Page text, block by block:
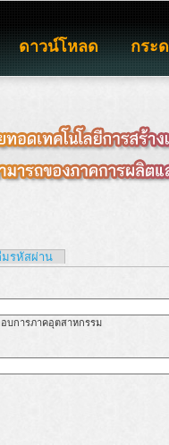
ดาวน์โหลด กระ
มรหัสผ่าน
บการภาคอุตสาหกรรม